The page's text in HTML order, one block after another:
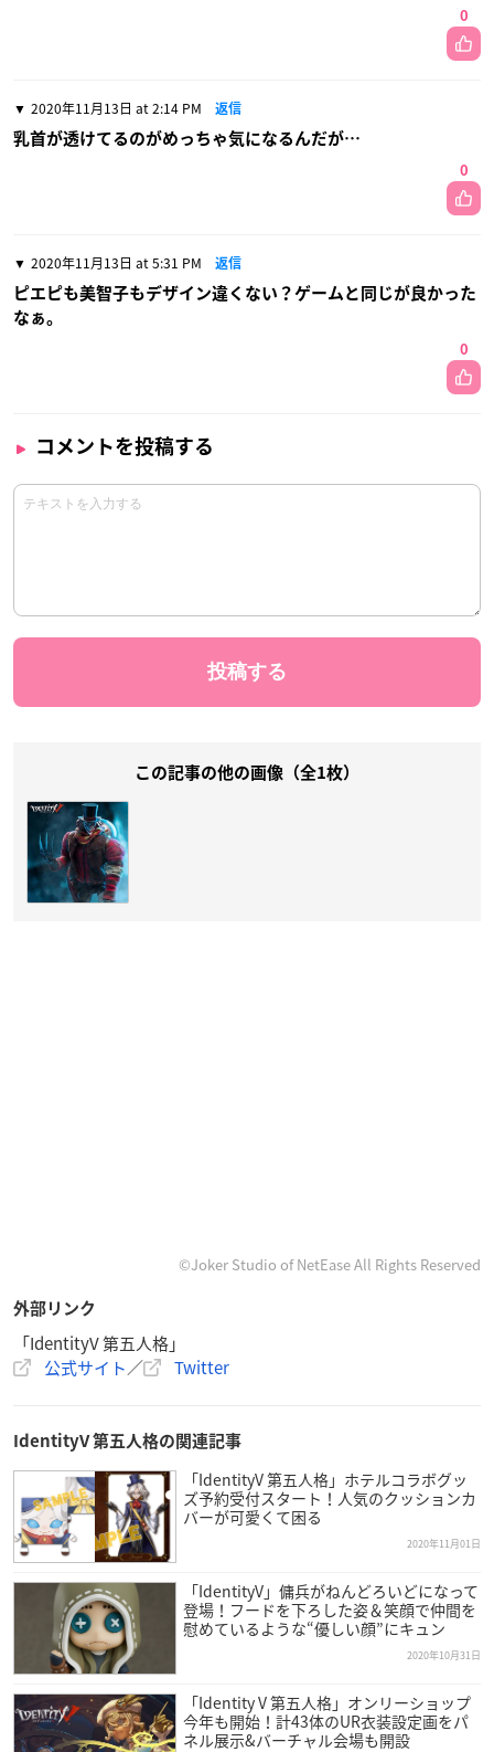
0
2020年11月13日 at 2:14 PM 返信
乳首が透けてるのがめっちゃ気になるんだが…
0
2020年11月13日 at 5:31 PM 返信
ピエピも美智子もデザイン違くない？ゲームと同じが良かった
なぁ。
0
コメントを投稿する
この記事の他の画像（全1枚）
©︎Joker Studio of NetEase All Rights Reserved
外部リンク
「IdentityV 第五人格」
公式サイト／ Twitter
IdentityV 第五人格の関連記事
「IdentityV 第五人格」ホテルコラボグッ
ズ予約受付スタート！人気のクッションカ
バーが可愛くて困る
2020年11月01日
「IdentityV」傭兵がねんどろいどになって
登場！フードを下ろした姿＆笑顔で仲間を
慰めているような“優しい顔”にキュン
2020年10月31日
「Identity V 第五人格」オンリーショップ
今年も開始！計43体のUR衣装設定画をパ
ネル展示&バーチャル会場も開設